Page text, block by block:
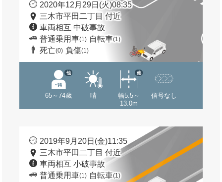
2020年12月29日(火)08:35
三木市平田二丁目 付近
車両相互 中破事故
普通乗用車(1) 自転車(1)
死亡(0) 負傷(1)
65～74歳
他
晴
幅5.5～
13.0m
他
信号なし
2019年9月20日(金)11:35
三木市平田二丁目 付近
車両相互 小破事故
普通乗用車(1) 自転車(1)